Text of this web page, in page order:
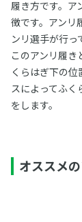
履き方です。ア
徴です。アンリ
ンリ選手が行っ
このアンリ履
くらはぎ下の
スによってふく
をします。
オススメ